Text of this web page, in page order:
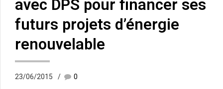
avec DPS pour financer ses
futurs projets d’énergie
renouvelable
23/06/2015 0